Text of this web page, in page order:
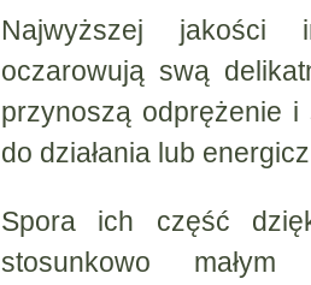
Najwyższej jakości
oczarowują swą
przynoszą odprężenie
do działania lub
Spora ich część
stosunkowo